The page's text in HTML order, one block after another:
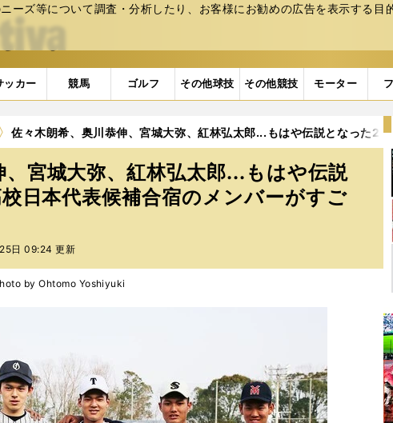
ーズ等について調査・分析したり、お客様にお勧めの広告を表⽰する⽬
)
ッカー 競馬 ゴルフ その他球技 その他競技 モーター
佐々木朗希、奥川恭伸、宮城大弥、紅林弘太郎...もはや伝説となった
宮城大弥、紅林弘太郎...もはや伝説
日本代表候補合宿のメンバーがすご
日 09:24 更新
by Ohtomo Yoshiyuki